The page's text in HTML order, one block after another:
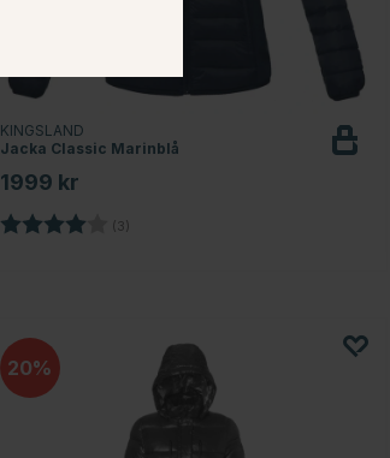
KINGSLAND
Jacka Classic Marinblå
1999 kr
Betyg: (3)
20